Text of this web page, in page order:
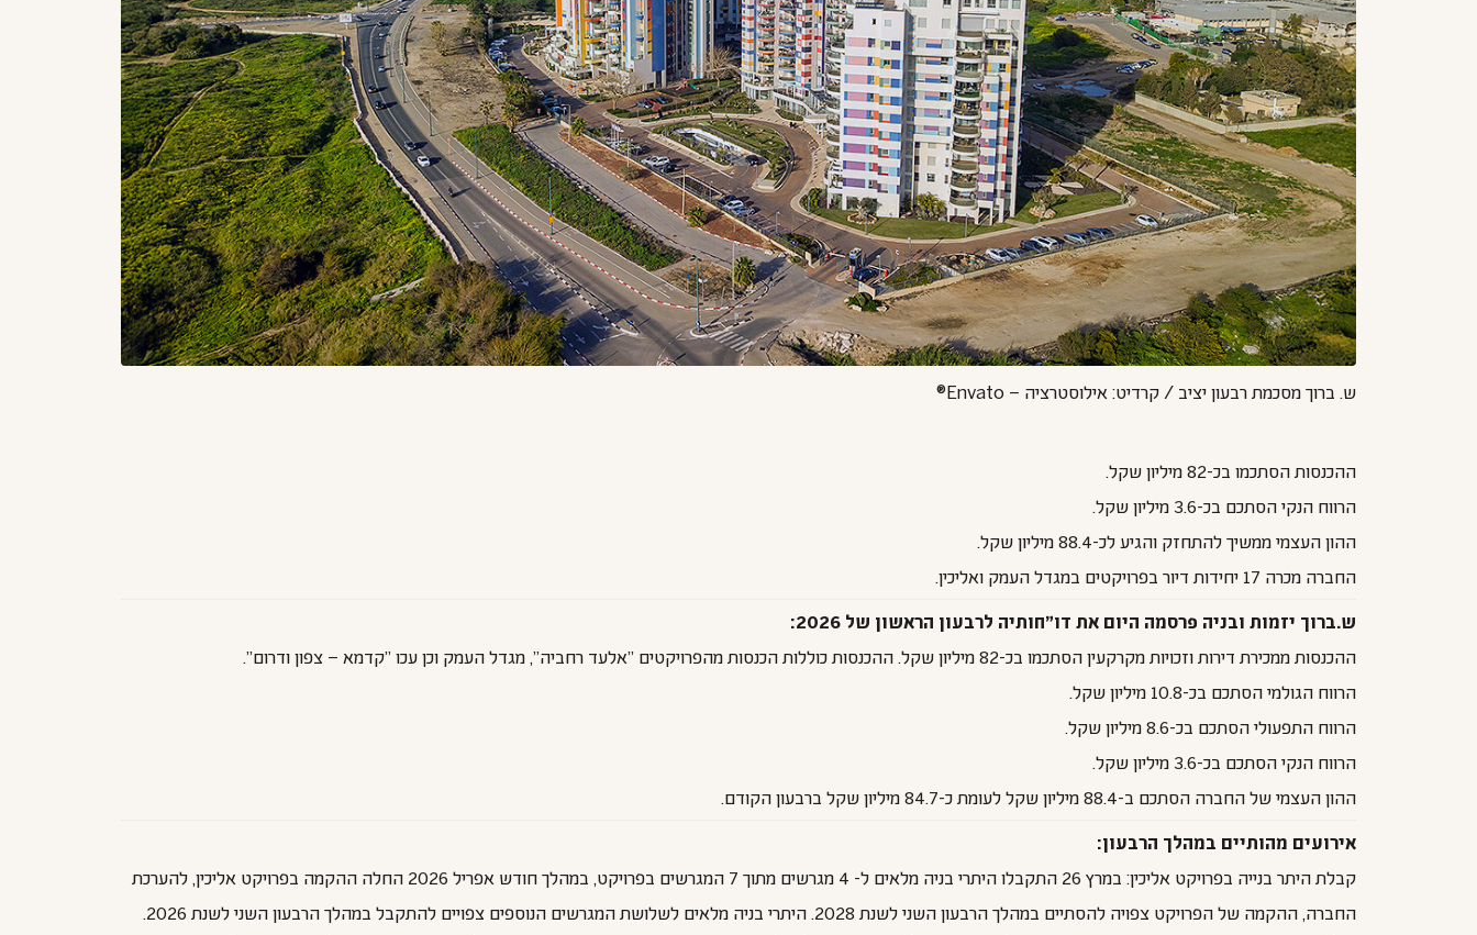
ש. ברוך מסכמת רבעון יציב / קרדיט: אילוסטרציה – Envato®
ההכנסות הסתכמו בכ-82 מיליון שקל.
הרווח הנקי הסתכם בכ-3.6 מיליון שקל.
ההון העצמי ממשיך להתחזק והגיע לכ-88.4 מיליון שקל.
החברה מכרה 17 יחידות דיור בפרויקטים במגדל העמק ואליכין.
ש.ברוך יזמות ובניה פרסמה היום את דו"חותיה לרבעון הראשון של 2026:
ההכנסות ממכירת דירות וזכויות מקרקעין הסתכמו בכ-82 מיליון שקל. ההכנסות כוללות הכנסות מהפרויקטים "אלעד רחביה", מגדל העמק וכן עכו "קדמא – צפון ודרום".
הרווח הגולמי הסתכם בכ-10.8 מיליון שקל.
הרווח התפעולי הסתכם בכ-8.6 מיליון שקל.
הרווח הנקי הסתכם בכ-3.6 מיליון שקל.
ההון העצמי של החברה הסתכם ב-88.4 מיליון שקל לעומת כ-84.7 מיליון שקל ברבעון הקודם.
אירועים מהותיים במהלך הרבעון:
קבלת היתר בנייה בפרויקט אליכין: במרץ 26 התקבלו היתרי בניה מלאים ל- 4 מגרשים מתוך 7 המגרשים בפרויקט, במהלך חודש אפריל 2026 החלה ההקמה בפרויקט אליכין, להערכת
החברה, ההקמה של הפרויקט צפויה להסתיים במהלך הרבעון השני לשנת 2028. היתרי בניה מלאים לשלושת המגרשים הנוספים צפויים להתקבל במהלך הרבעון השני לשנת 2026.